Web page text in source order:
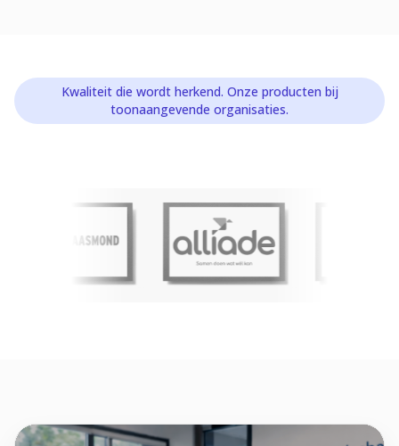
Kwaliteit die wordt herkend. Onze producten bij
toonaangevende organisaties.